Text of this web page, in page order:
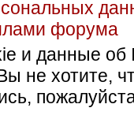
форума
и данные об
не хотите,